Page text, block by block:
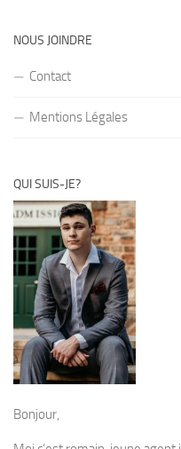
NOUS JOINDRE
Contact
Mentions Légales
QUI SUIS-JE?
Bonjour,